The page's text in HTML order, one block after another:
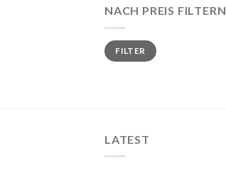
NACH PREIS FILTERN
Min.
Preis
Max.
PreisFILTER
LATEST